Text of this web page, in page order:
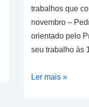
trabalhos que
novembro –
orientado pelo
seu trabalho às
Teses
Ler mais »